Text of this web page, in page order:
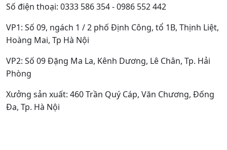
Trong bối cảnh cạnh tranh khốc liệt của thị trường hiện
nay, việc sở hữu các mẫu túi giấy đẹp và ấn tượng giúp
nâng tầm thương hiệu và thu hút khách hàng là điều
giúp bạn thực hiện điều đó với dịch vụ in túi giấy giá rẻ
theo thiết kế, đáp ứng mọi nhu cầu về thẩm mỹ và công